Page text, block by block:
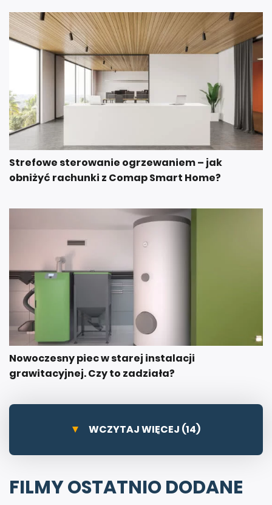
Strefowe sterowanie ogrzewaniem – jak
obniżyć rachunki z Comap Smart Home?
Nowoczesny piec w starej instalacji
grawitacyjnej. Czy to zadziała?
WCZYTAJ WIĘCEJ (14)
FILMY OSTATNIO DODANE